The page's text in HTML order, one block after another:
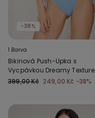
-38%
1 Barva
Bikinová Push-Upka s
Vycpávkou Dreamy Texture
399,00 Kč 249,00 Kč -38%